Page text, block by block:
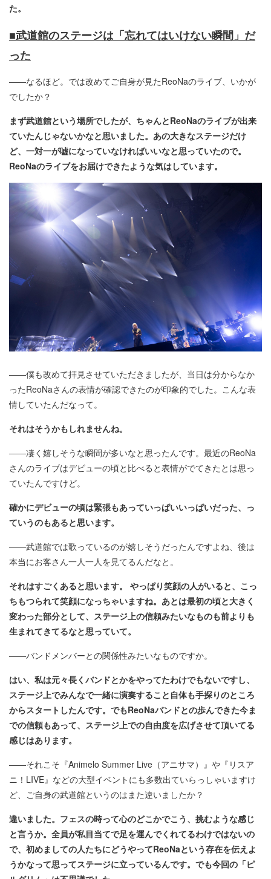
た。
■武道館のステージは「忘れてはいけない瞬間」だ
った
――なるほど。では改めてご自身が見たReoNaのライブ、いかが
でしたか？
まず武道館という場所でしたが、ちゃんとReoNaのライブが出来
ていたんじゃないかなと思いました。あの大きなステージだけ
ど、一対一が嘘になっていなければいいなと思っていたので。
ReoNaのライブをお届けできたような気はしています。
――僕も改めて拝見させていただきましたが、当日は分からなか
ったReoNaさんの表情が確認できたのが印象的でした。こんな表
情していたんだなって。
それはそうかもしれませんね。
――凄く嬉しそうな瞬間が多いなと思ったんです。最近のReoNa
さんのライブはデビューの頃と比べると表情がでてきたとは思っ
ていたんですけど。
確かにデビューの頃は緊張もあっていっぱいいっぱいだった、っ
ていうのもあると思います。
――武道館では歌っているのが嬉しそうだったんですよね、後は
本当にお客さん一人一人を見てるんだなと。
それはすごくあると思います。 やっぱり笑顔の人がいると、こっ
ちもつられて笑顔になっちゃいますね。あとは最初の頃と大きく
変わった部分として、ステージ上の信頼みたいなものも前よりも
生まれてきてるなと思っていて。
――バンドメンバーとの関係性みたいなものですか。
はい、私は元々長くバンドとかをやってたわけでもないですし、
ステージ上でみんなで一緒に演奏すること自体も手探りのところ
からスタートしたんです。でもReoNaバンドとの歩んできた今ま
での信頼もあって、ステージ上での自由度を広げさせて頂いてる
感じはあります。
――それこそ『Animelo Summer Live（アニサマ）』や『リスア
ニ！LIVE』などの大型イベントにも多数出ていらっしゃいますけ
ど、ご自身の武道館というのはまた違いましたか？
違いました。フェスの時って心のどこかでこう、挑むような感じ
と言うか。全員が私目当てで足を運んでくれてるわけではないの
で、初めましての人たちにどうやってReoNaという存在を伝えよ
うかなって思ってステージに立っているんです。でも今回の「ピ